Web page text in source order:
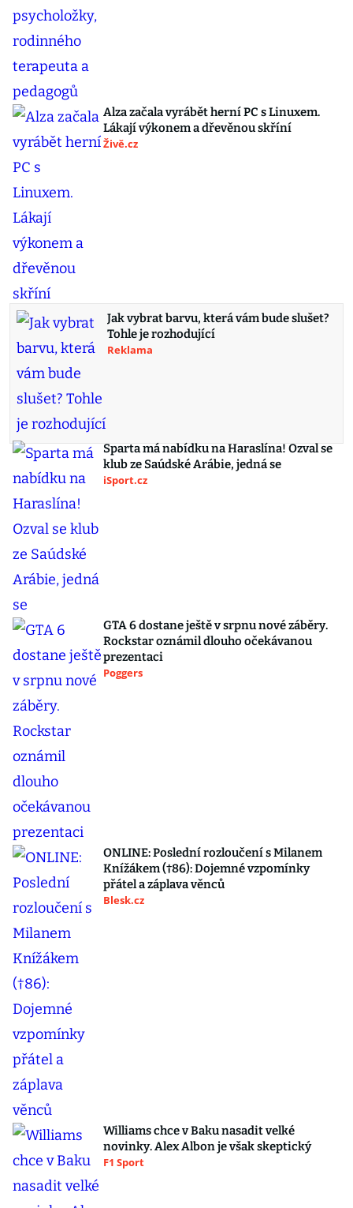
Alza začala vyrábět herní PC s Linuxem.
Lákají výkonem a dřevěnou skříní
Živě.cz
Jak vybrat barvu, která vám bude slušet?
Tohle je rozhodující
Reklama
Sparta má nabídku na Haraslína! Ozval se
klub ze Saúdské Arábie, jedná se
iSport.cz
GTA 6 dostane ještě v srpnu nové záběry.
Rockstar oznámil dlouho očekávanou
prezentaci
Poggers
ONLINE: Poslední rozloučení s Milanem
Knížákem (†86): Dojemné vzpomínky
přátel a záplava věnců
Blesk.cz
Williams chce v Baku nasadit velké
novinky. Alex Albon je však skeptický
F1 Sport